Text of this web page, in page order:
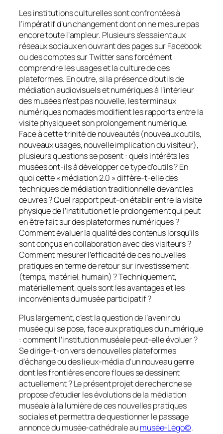
Les institutions culturelles sont confrontées à
l’impératif d’un changement dont on ne mesure pas
encore toute l’ampleur. Plusieurs s’essaient aux
réseaux sociaux en ouvrant des pages sur Facebook
ou des comptes sur Twitter sans forcément
comprendre les usages et la culture de ces
plateformes. En outre, si la présence d’outils de
médiation audiovisuels et numériques à l’intérieur
des musées n’est pas nouvelle, les terminaux
numériques nomades modifient les rapports entre la
visite physique et son prolongement numérique.
Face à cette trinité de nouveautés (nouveaux outils,
nouveaux usages, nouvelle implication du visiteur),
plusieurs questions se posent : quels intérêts les
musées ont-ils à développer ce type d’outils ? En
quoi cette « médiation 2.0 » diffère-t-elle des
techniques de médiation traditionnelle devant les
œuvres ? Quel rapport peut-on établir entre la visite
physique de l’institution et le prolongement qui peut
en être fait sur des plateformes numériques ?
Comment évaluer la qualité des contenus lorsqu’ils
sont conçus en collaboration avec des visiteurs ?
Comment mesurer l’efficacité de ces nouvelles
pratiques en terme de retour sur investissement
(temps, matériel, humain) ? Techniquement,
matériellement, quels sont les avantages et les
inconvénients du musée participatif ?
Plus largement, c’est la question de l’avenir du
musée qui se pose, face aux pratiques du numérique
: comment l’institution muséale peut-elle évoluer ?
Se dirige-t-on vers de nouvelles plateformes
d’échange ou des lieux-média d’un nouveau genre
dont les frontières encore floues se dessinent
actuellement ? Le présent projet de recherche se
propose d’étudier les évolutions de la médiation
muséale à la lumière de ces nouvelles pratiques
sociales et permettra de questionner le passage
annoncé du musée-cathédrale aumusée-Légo©.